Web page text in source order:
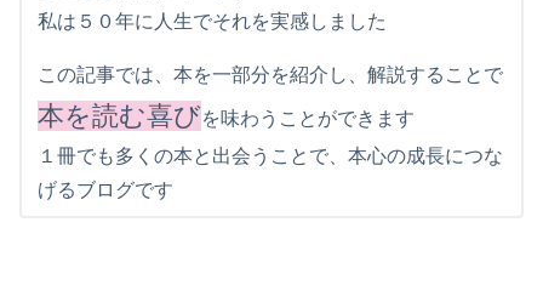
私は５０年に人生でそれを実感しました
この記事では、本を一部分を紹介し、解説することで
本を読む喜びを味わうことができます
１冊でも多くの本と出会うことで、本心の成長につな
げるブログです